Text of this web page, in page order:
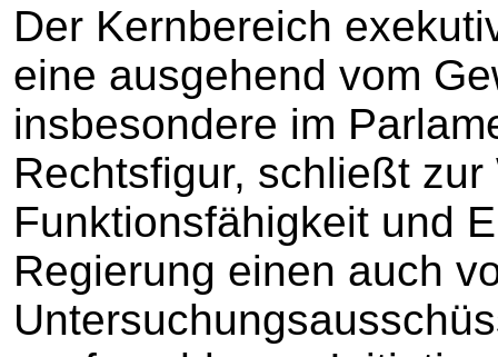
Der Kernbereich
eine ausgehend vom
insbesondere im
Rechtsfigur, schließt
Funktionsfähigkeit und
Regierung einen auch